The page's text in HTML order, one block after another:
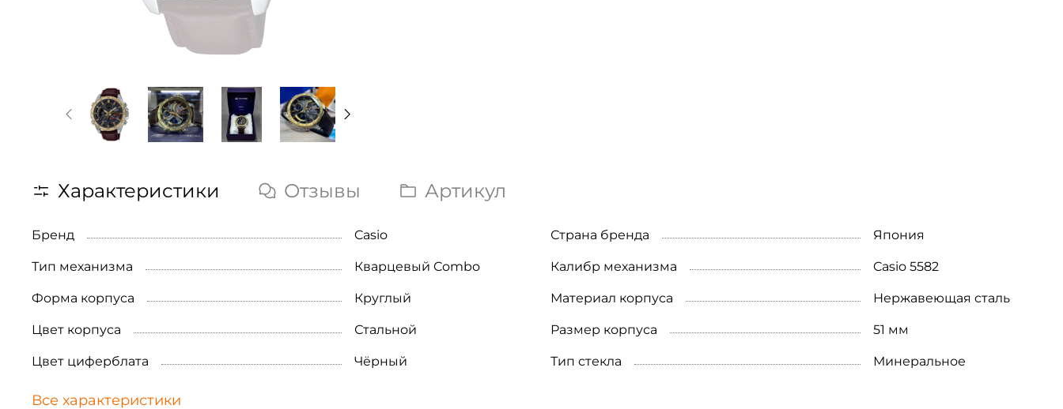
Характеристики Отзывы Артикул
Бренд Casio Страна бренда Япония
Тип механизма Кварцевый Combo Калибр механизма Casio 5582
Форма корпуса Круглый Материал корпуса Нержавеющая сталь
Цвет корпуса Стальной Размер корпуса 51 мм
Цвет циферблата Чёрный Тип стекла Минеральное
Все характеристики